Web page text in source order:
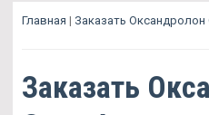
Главная | Заказать
Заказать